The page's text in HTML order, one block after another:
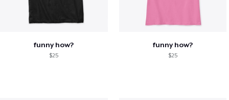
funny how?
$25
funny how?
$25